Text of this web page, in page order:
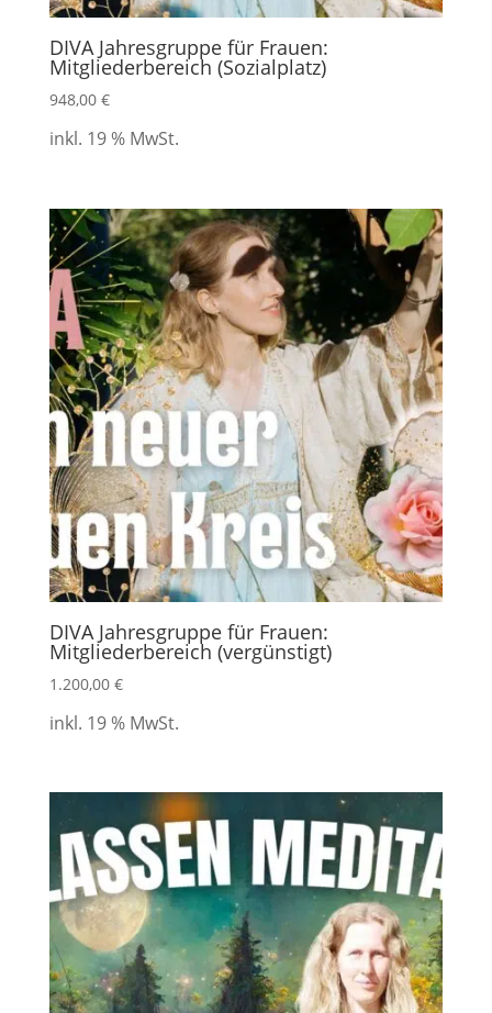
DIVA Jahresgruppe für Frauen:
Mitgliederbereich (Sozialplatz)
948,00 €
inkl. 19 % MwSt.
DIVA Jahresgruppe für Frauen:
Mitgliederbereich (vergünstigt)
1.200,00 €
inkl. 19 % MwSt.